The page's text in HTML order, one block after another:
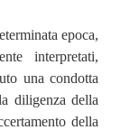
epoca,
interpretati,
una condotta
diligenza della
della